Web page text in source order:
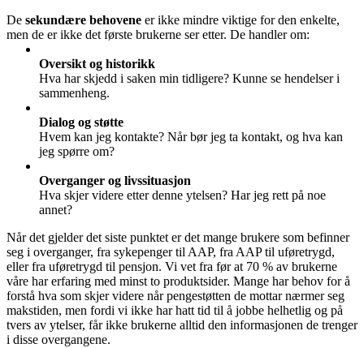
De sekundære behovene er ikke mindre viktige for den enkelte,
men de er ikke det første brukerne ser etter. De handler om:
Oversikt og historikk
Hva har skjedd i saken min tidligere? Kunne se hendelser i
sammenheng.
Dialog og støtte
Hvem kan jeg kontakte? Når bør jeg ta kontakt, og hva kan
jeg spørre om?
Overganger og livssituasjon
Hva skjer videre etter denne ytelsen? Har jeg rett på noe
annet?
Når det gjelder det siste punktet er det mange brukere som befinner
seg i overganger, fra sykepenger til AAP, fra AAP til uføretrygd,
eller fra uføretrygd til pensjon. Vi vet fra før at 70 % av brukerne
våre har erfaring med minst to produktsider. Mange har behov for å
forstå hva som skjer videre når pengestøtten de mottar nærmer seg
makstiden, men fordi vi ikke har hatt tid til å jobbe helhetlig og på
tvers av ytelser, får ikke brukerne alltid den informasjonen de trenger
i disse overgangene.